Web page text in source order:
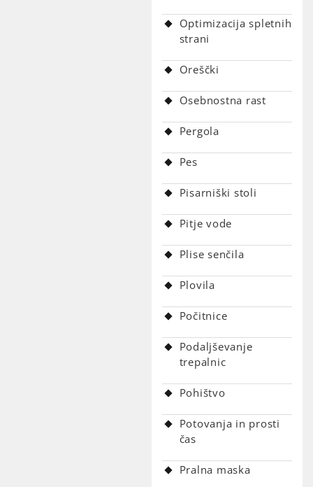
Optimizacija spletnih
strani
Oreščki
Osebnostna rast
Pergola
Pes
Pisarniški stoli
Pitje vode
Plise senčila
Plovila
Počitnice
Podaljševanje
trepalnic
Pohištvo
Potovanja in prosti
čas
Pralna maska